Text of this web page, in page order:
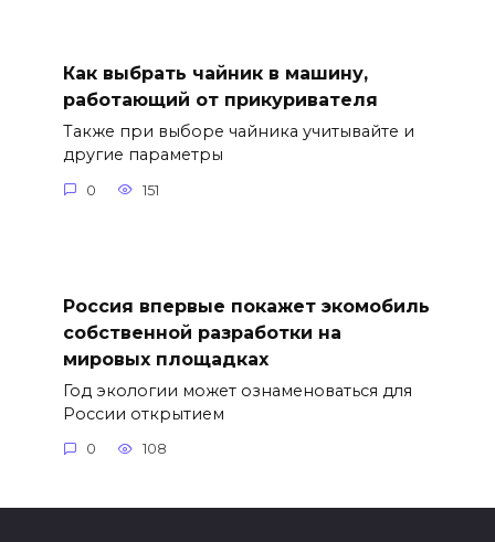
Как выбрать чайник в машину,
работающий от прикуривателя
Также при выборе чайника учитывайте и
другие параметры
0 151
Россия впервые покажет экомобиль
собственной разработки на
мировых площадках
Год экологии может ознаменоваться для
России открытием
0 108